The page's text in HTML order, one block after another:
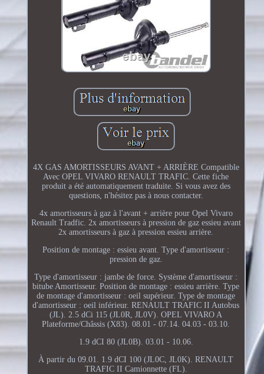
4X GAS AMORTISSEURS AVANT + ARRIÈRE Compatible
Avec OPEL VIVARO RENAULT TRAFIC. Cette fiche
produit a été automatiquement traduite. Si vous avez des
questions, n'hésitez pas à nous contacter.
4x amortisseurs à gaz à l'avant + arrière pour Opel Vivaro
Renault Tradfic. 2x amortisseurs à pression de gaz essieu avant
2x amortisseurs à gaz à pression essieu arrière.
Position de montage : essieu avant. Type d'amortisseur :
pression de gaz.
Type d'amortisseur : jambe de force. Système d'amortisseur :
bitube Amortisseur. Position de montage : essieu arrière. Type
de montage d'amortisseur : oeil supérieur. Type de montage
d'amortisseur : oeil inférieur. RENAULT TRAFIC II Autobus
(JL). 2.5 dCi 115 (JL0R, JL0V). OPEL VIVARO A
Plateforme/Châssis (X83). 08.01 - 07.14. 04.03 - 03.10.
1.9 dCI 80 (JL0B). 03.01 - 10.06.
À partir du 09.01. 1.9 dCI 100 (JL0C, JL0K). RENAULT
TRAFIC II Camionnette (FL).